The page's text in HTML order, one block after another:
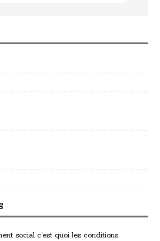
social c’est quoi les conditions